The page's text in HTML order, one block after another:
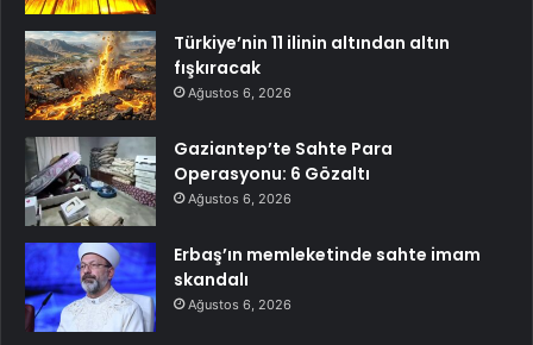
Türkiye’nin 11 ilinin altından altın
fışkıracak
Ağustos 6, 2026
Gaziantep’te Sahte Para
Operasyonu: 6 Gözaltı
Ağustos 6, 2026
Erbaş’ın memleketinde sahte imam
skandalı
Ağustos 6, 2026